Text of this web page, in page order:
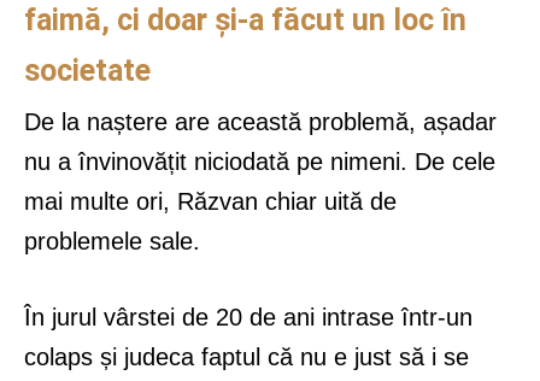
faimă, ci doar și-a făcut un loc în
societate
De la naștere are această problemă, așadar
nu a învinovățit niciodată pe nimeni. De cele
mai multe ori, Răzvan chiar uită de
problemele sale.
În jurul vârstei de 20 de ani intrase într-un
colaps și judeca faptul că nu e just să i se